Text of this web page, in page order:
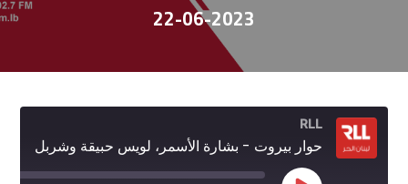
22-06-2023
RLL